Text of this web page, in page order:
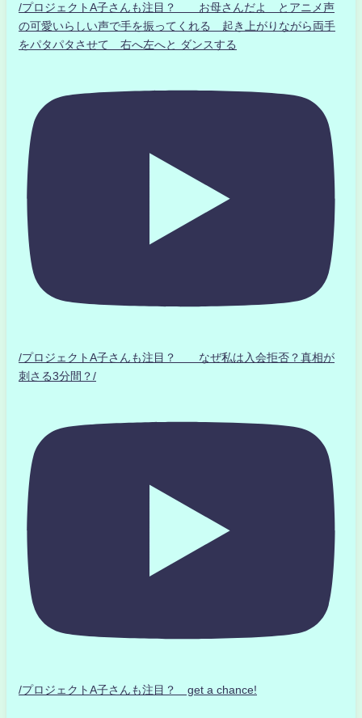
/プロジェクトA子さんも注目？ お母さんだよ とアニメ声
の可愛いらしい声で手を振ってくれる 起き上がりながら両手
をパタパタさせて 右へ左へと ダンスする
/プロジェクトA子さんも注目？ なぜ私は入会拒否？真相が
刺さる3分間？/
/プロジェクトA子さんも注目？ get a chance!